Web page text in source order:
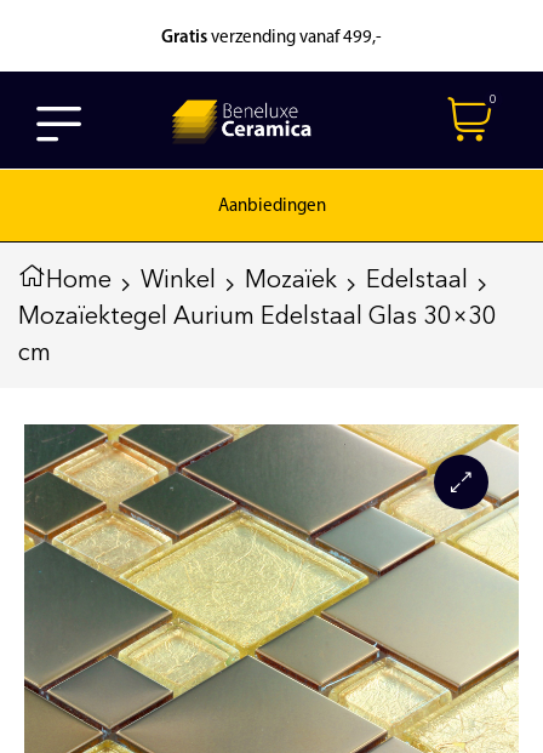
Gratis verzending vanaf 499,-
0
Aanbiedingen
Home Winkel Mozaïek
Edelstaal
Mozaïektegel Aurium Edelstaal Glas 30×30
cm